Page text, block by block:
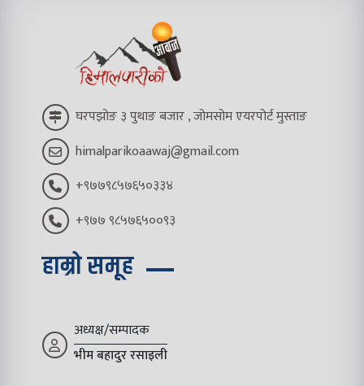
घरपझोङ ३ पुथाङ बजार , जोमसोम एयरपोर्ट मुस्ताङ
himalparikoaawaj@gmail.com
+९७७९८५७६५०३३४
+९७७ ९८५७६५००९३
हाम्रो समूह
अध्यक्ष/सम्पादक
भीम बहादुर रसाइली